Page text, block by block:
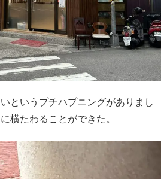
というプチハプニングがありまし
横たわることができた。